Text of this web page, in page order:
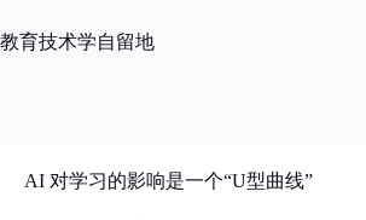
过
教育技术学自留地
AI 对学习的影响是一个“U型曲线”